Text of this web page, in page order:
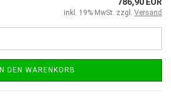
inkl. 19% MwSt. zzgl. Versand
IN DEN WARENKORB